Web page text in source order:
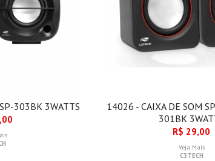
303BK 3WATTS
14026 - CAIXA DE SOM
301BK
R$ 29,00
Veja Mais
C3TECH